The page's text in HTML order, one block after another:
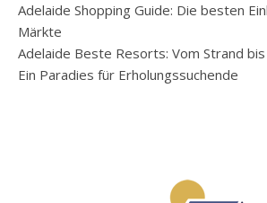
Adelaide Shopping Guide: Die besten
Märkte
Adelaide Beste Resorts: Vom Strand
Ein Paradies für Erholungssuchende